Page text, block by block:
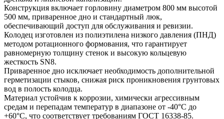
Конструкция включает горловину диаметром 800 мм высотой
500 мм, приваренное дно и стандартный люк,
обеспечивающий доступ для обслуживания и ревизии.
Колодец изготовлен из полиэтилена низкого давления (ПНД)
методом ротационного формования, что гарантирует
равномерную толщину стенок и высокую кольцевую
жесткость SN8.
Приваренное дно исключает необходимость дополнительной
герметизации стыков, снижая риск проникновения грунтовых
вод в полость колодца.
Материал устойчив к коррозии, химически агрессивным
средам и перепадам температур в диапазоне от -40°C до
+60°C, что соответствует требованиям ГОСТ 16338-85.